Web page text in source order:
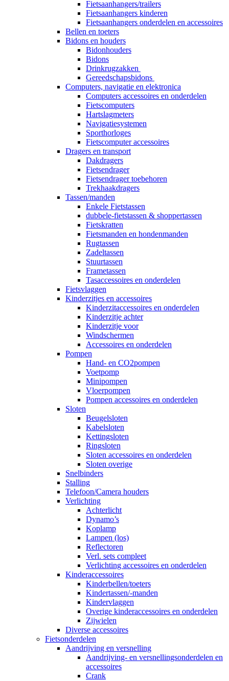
Fietsaanhangers/trailers
Fietsaanhangers kinderen
Fietsaanhangers onderdelen en accessoires
Bellen en toeters
Bidons en houders
Bidonhouders
Bidons
Drinkrugzakken
Gereedschapsbidons
Computers, navigatie en elektronica
Computers accessoires en onderdelen
Fietscomputers
Hartslagmeters
Navigatiesystemen
Sporthorloges
Fietscomputer accessoires
Dragers en transport
Dakdragers
Fietsendrager
Fietsendrager toebehoren
Trekhaakdragers
Tassen/manden
Enkele Fietstassen
dubbele-fietstassen & shoppertassen
Fietskratten
Fietsmanden en hondenmanden
Rugtassen
Zadeltassen
Stuurtassen
Frametassen
Tasaccessoires en onderdelen
Fietsvlaggen
Kinderzitjes en accessoires
Kinderzitaccessoires en onderdelen
Kinderzitje achter
Kinderzitje voor
Windschermen
Accessoires en onderdelen
Pompen
Hand- en CO2pompen
Voetpomp
Minipompen
Vloerpompen
Pompen accessoires en onderdelen
Sloten
Beugelsloten
Kabelsloten
Kettingsloten
Ringsloten
Sloten accessoires en onderdelen
Sloten overige
Snelbinders
Stalling
Telefoon/Camera houders
Verlichting
Achterlicht
Dynamo’s
Koplamp
Lampen (los)
Reflectoren
Verl. sets compleet
Verlichting accessoires en onderdelen
Kinderaccessoires
Kinderbellen/toeters
Kindertassen/-manden
Kindervlaggen
Overige kinderaccessoires en onderdelen
Zijwielen
Diverse accessoires
Fietsonderdelen
Aandrijving en versnelling
Aandrijving- en versnellingsonderdelen en
accessoires
Crank